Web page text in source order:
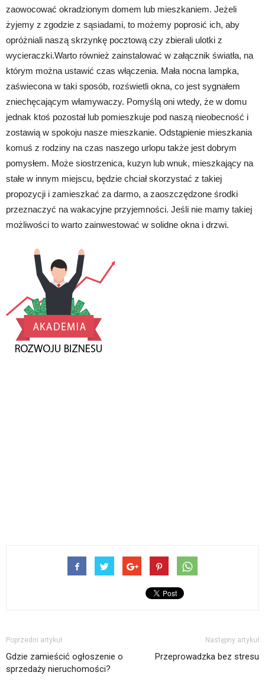
zaowocować okradzionym domem lub mieszkaniem. Jeżeli
żyjemy z zgodzie z sąsiadami, to możemy poprosić ich, aby
opróżniali naszą skrzynkę pocztową czy zbierali ulotki z
wycieraczki.Warto również zainstalować w załącznik światła, na
którym można ustawić czas włączenia. Mała nocna lampka,
zaświecona w taki sposób, rozświetli okna, co jest sygnałem
zniechęcającym włamywaczy. Pomyślą oni wtedy, że w domu
jednak ktoś pozostał lub pomieszkuje pod naszą nieobecność i
zostawią w spokoju nasze mieszkanie. Odstąpienie mieszkania
komuś z rodziny na czas naszego urlopu także jest dobrym
pomysłem. Może siostrzenica, kuzyn lub wnuk, mieszkający na
stałe w innym miejscu, będzie chciał skorzystać z takiej
propozycji i zamieszkać za darmo, a zaoszczędzone środki
przeznaczyć na wakacyjne przyjemności. Jeśli nie mamy takiej
możliwości to warto zainwestować w solidne okna i drzwi.
Poprzedni artykuł
Gdzie zamieścić ogłoszenie o
sprzedaży nieruchomości?
Następny artykuł
Przeprowadzka bez stresu